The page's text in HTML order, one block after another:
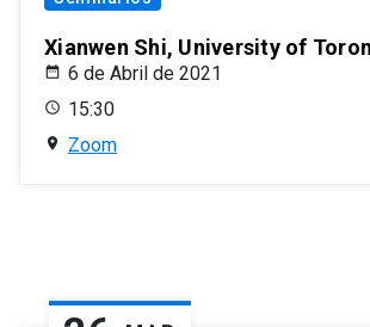
Xianwen Shi, University of
6 de Abril de 2021
15:30
Zoom